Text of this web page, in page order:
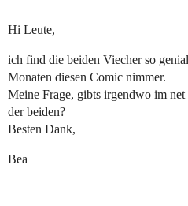
Hi Leute,
ich find die beiden Viecher so
Monaten diesen Comic nimmer.
Meine Frage, gibts irgendwo im
der beiden?
Besten Dank,
Bea